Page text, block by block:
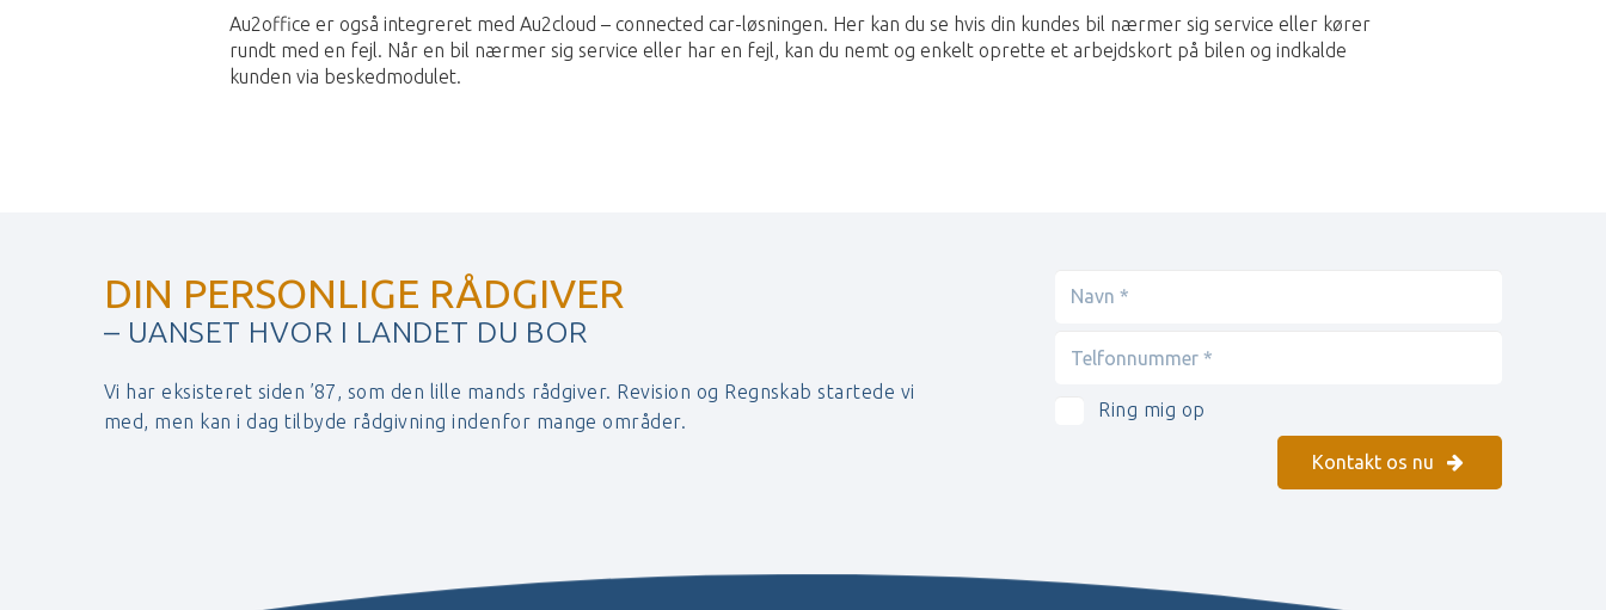
Au2office er også integreret med Au2cloud – connected car-løsningen. Her kan du se hvis din kundes bil nærmer sig service eller kører
rundt med en fejl. Når en bil nærmer sig service eller har en fejl, kan du nemt og enkelt oprette et arbejdskort på bilen og indkalde
kunden via beskedmodulet.
DIN PERSONLIGE RÅDGIVER
– UANSET HVOR I LANDET DU BOR
Vi har eksisteret siden ’87, som den lille mands rådgiver. Revision og Regnskab startede vi
med, men kan i dag tilbyde rådgivning indenfor mange områder.
Ring mig op
Kontakt os nu